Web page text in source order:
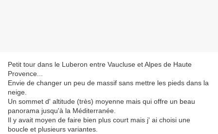
Petit tour dans le Luberon entre Vaucluse et Alpes de Haute
Provence...
Envie de changer un peu de massif sans mettre les pieds dans la
neige.
Un sommet d' altitude (très) moyenne mais qui offre un beau
panorama jusqu'à la Méditerranée.
Il y avait moyen de faire bien plus court mais j' ai choisi une
boucle et plusieurs variantes.